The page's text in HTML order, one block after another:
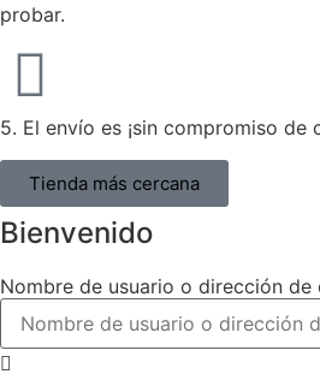
probar.
5. El envío es ¡sin compromiso de
Tienda más cercana
Bienvenido
Nombre de usuario o dirección